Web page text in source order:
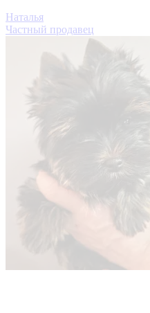
Наталья
Частный продавец